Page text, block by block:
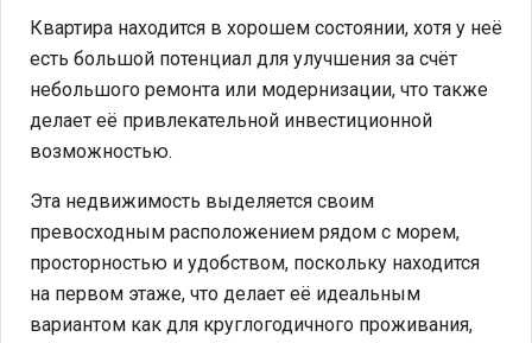
Квартира находится в хорошем состоянии, хотя у неё
есть большой потенциал для улучшения за счёт
небольшого ремонта или модернизации, что также
делает её привлекательной инвестиционной
возможностью.
Эта недвижимость выделяется своим
превосходным расположением рядом с морем,
просторностью и удобством, поскольку находится
на первом этаже, что делает её идеальным
вариантом как для круглогодичного проживания,